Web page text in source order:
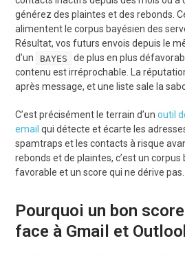
générez des plaintes et des rebonds.
alimentent le corpus bayésien des
Résultat, vos futurs envois depuis le
d’un
BAYES
de plus en plus
contenu est irréprochable. La
après message, et une liste sale la
C’est précisément le terrain d’unoutil
email qui détecte et écarte les
spamtraps et les contacts à risque
rebonds et de plaintes, c’est un corpus
favorable et un score qui ne dérive pas.
Pourquoi un bon
face à Gmail et